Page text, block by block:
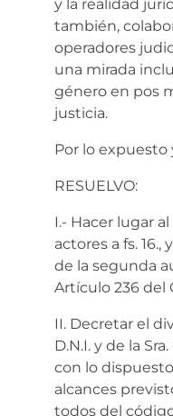
y la realidad
también,
operadores
una mirada
género en pos
justicia.
Por lo expuesto
RESUELVO:
I.- Hacer lugar
actores a fs.
de la segunda
Artículo 236 del
II. Decretar el
D.N.I. y de la
con lo
alcances
todos del